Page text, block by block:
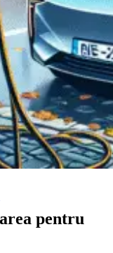
1
2
1
2
3
1
2
T25
pentru